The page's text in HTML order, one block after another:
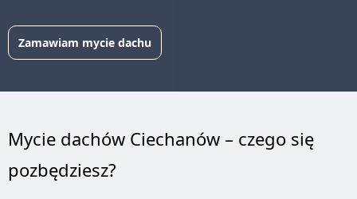
Zamawiam mycie dachu
Mycie dachów Ciechanów – czego się
pozbędziesz?